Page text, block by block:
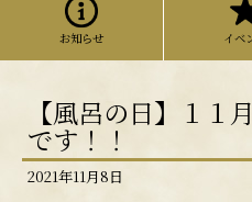
【風呂の日】１１
です！！
2021年11月8日
お知らせ イベ